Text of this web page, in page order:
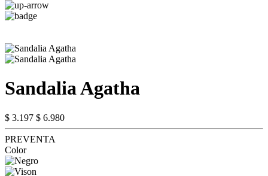
Sandalia Agatha
$ 3.197 $ 6.980
PREVENTA
Color